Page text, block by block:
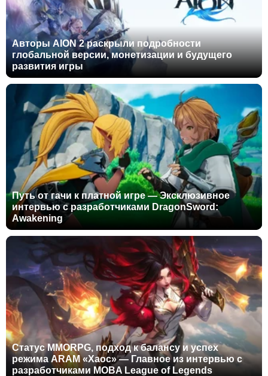
Авторы AION 2 раскрыли подробности
глобальной версии, монетизации и будущего
развития игры
Путь от гачи к платной игре — Эксклюзивное
интервью с разработчиками DragonSword:
Awakening
Статус MMORPG, подход к балансу и успех
режима ARAM «Хаос» — Главное из интервью с
разработчиками MOBA League of Legends